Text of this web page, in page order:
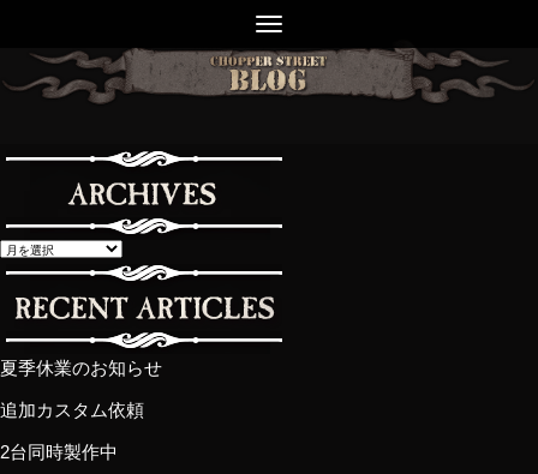
夏季休業のお知らせ
追加カスタム依頼
2台同時製作中